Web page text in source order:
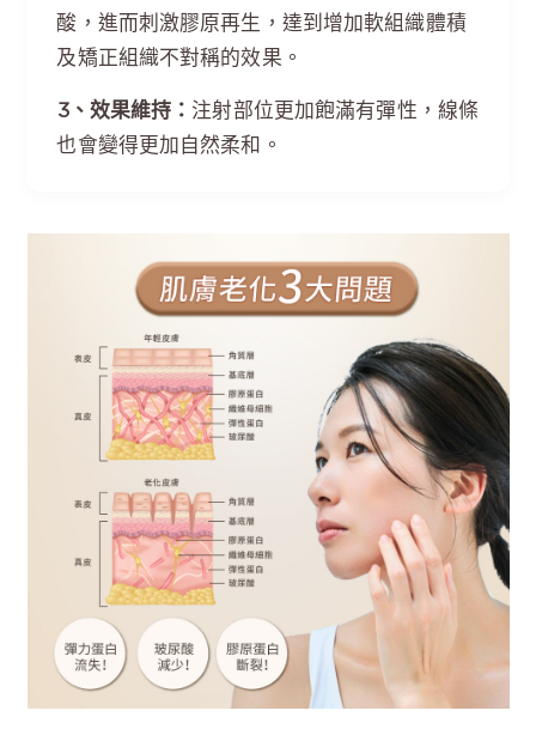
酸，進而刺激膠原再生，達到增加軟組織體積
及矯正組織不對稱的效果。
3、效果維持： 注射部位更加飽滿有彈性，線條
也會變得更加自然柔和。